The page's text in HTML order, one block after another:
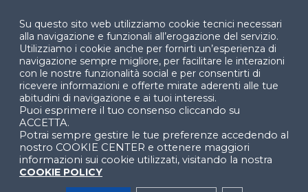
Facebook LinkedIn
YouTube X
Su questo sito web utilizziamo cookie tecnici necessari
alla navigazione e funzionali all’erogazione del servizio.
Utilizziamo i cookie anche per fornirti un’esperienza di
navigazione sempre migliore, per facilitare le interazioni
con le nostre funzionalità social e per consentirti di
ricevere informazioni e offerte mirate aderenti alle tue
abitudini di navigazione e ai tuoi interessi.
Puoi esprimere il tuo consenso cliccando su
ACCETTA.
Potrai sempre gestire le tue preferenze accedendo al
nostro COOKIE CENTER e ottenere maggiori
informazioni sui cookie utilizzati, visitando la nostra
COOKIE POLICY